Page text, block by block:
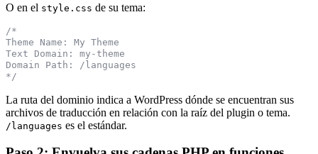
O en el style.css de su tema:
/*
Theme Name: My Theme
Text Domain: my-theme
Domain Path: /languages
*/
La ruta del dominio indica a WordPress dónde se encuentran sus
archivos de traducción en relación con la raíz del plugin o tema.
/languages es el estándar.